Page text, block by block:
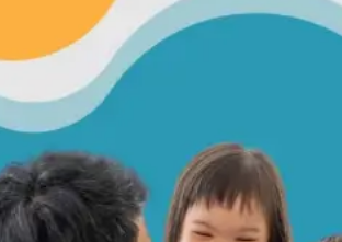
พ.ร.บ. รถยนต์
ประกันอัคคีภัย
ประกันอุบัติเหตุ
ประกันสัตว์เลี้ยง
กร
ประกันความเสี่ยงภัยทรัพย์สิน (IAR)
ประกันกลุ่มองค์กร
ประกันคีย์แมน
ภาพ